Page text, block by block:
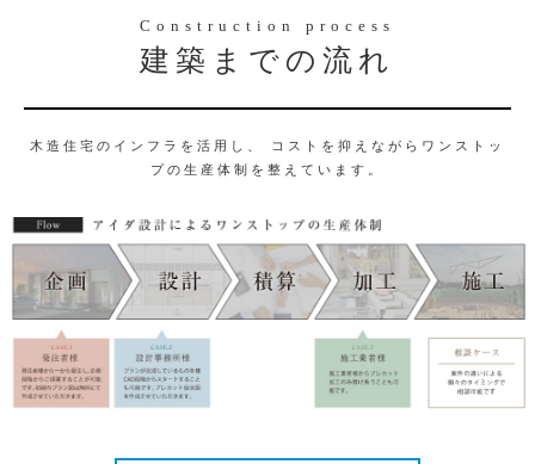
Construction process
建築までの流れ
木造住宅のインフラを活用し、 コストを抑えながらワンストッ
プの生産体制を整えています。